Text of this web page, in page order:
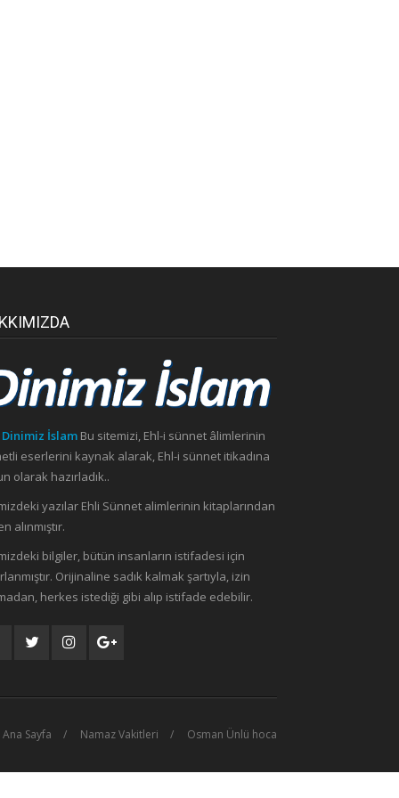
Dinimiz İslam Bu sitemizi, Ehl-i sünnet âlimlerinin
eserlerini kaynak alarak, Ehl-i sünnet itikadına
olarak hazırladık..
yazılar Ehli Sünnet alimlerinin kitaplarından
alınmıştır.
bilgiler, bütün insanların istifadesi için
Orijinaline sadık kalmak şartıyla, izin
herkes istediği gibi alıp istifade edebilir.
Ana Sayfa Namaz Vakitleri Osman Ünlü hoca